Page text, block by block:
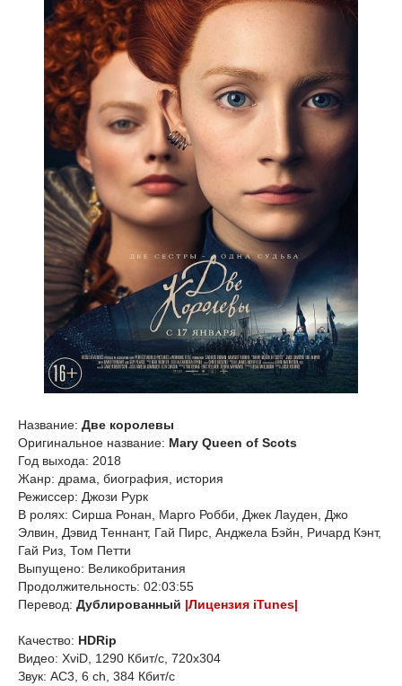
Название: Две королевы
Оригинальное название: Mary Queen of Scots
Год выхода: 2018
Жанр: драма, биография, история
Режиссер: Джози Рурк
В ролях: Сирша Ронан, Марго Робби, Джек Лауден, Джо
Элвин, Дэвид Теннант, Гай Пирс, Анджела Бэйн, Ричард Кэнт,
Гай Риз, Том Петти
Выпущено: Великобритания
Продолжительность: 02:03:55
Перевод: Дублированный |Лицензия iTunes|
Качество: HDRip
Видео: XviD, 1290 Кбит/с, 720x304
Звук: AC3, 6 ch, 384 Кбит/с